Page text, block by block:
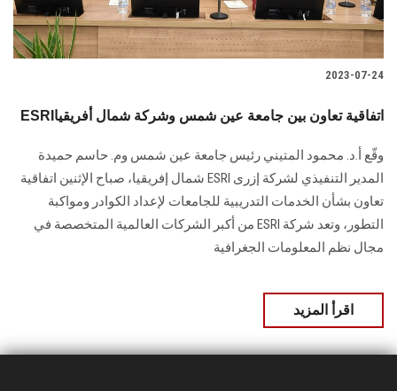
الدراسات العليا
الزائـرون
سجل الان
2023-07-24
ESRIاتفاقية تعاون بين جامعة عين شمس وشركة شمال أفريقيا
وقّع أ.د. محمود المتيني رئيس جامعة عين شمس وم. حاسم حميدة
المدير التنفيذي لشركة إزرى ESRI شمال إفريقيا، صباح الإثنين اتفاقية
تعاون بشأن الخدمات التدريبية للجامعات لإعداد الكوادر ومواكبة
التطور، وتعد شركة ESRI من أكبر الشركات العالمية المتخصصة في
مجال نظم المعلومات الجغرافية
اقرأ المزيد